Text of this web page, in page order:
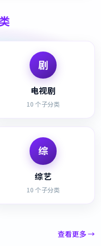
剧
电视剧
10 个子分类
综
综艺
10 个子分类
查看更多 →